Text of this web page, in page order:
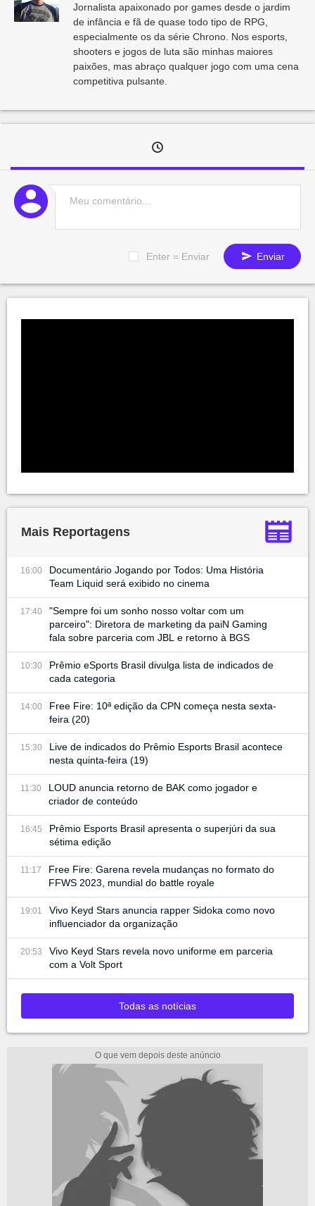
Jornalista apaixonado por games desde o jardim
de infância e fã de quase todo tipo de RPG,
especialmente os da série Chrono. Nos esports,
shooters e jogos de luta são minhas maiores
paixões, mas abraço qualquer jogo com uma cena
competitiva pulsante.
Enter = Enviar Enviar
Mais Reportagens
16:00
Documentário Jogando por Todos: Uma História
Team Liquid será exibido no cinema
17:40
"Sempre foi um sonho nosso voltar com um
parceiro": Diretora de marketing da paiN Gaming
fala sobre parceria com JBL e retorno à BGS
10:30
Prêmio eSports Brasil divulga lista de indicados de
cada categoria
14:00
Free Fire: 10ª edição da CPN começa nesta sexta-
feira (20)
15:30
Live de indicados do Prêmio Esports Brasil acontece
nesta quinta-feira (19)
11:30
LOUD anuncia retorno de BAK como jogador e
criador de conteúdo
16:45
Prêmio Esports Brasil apresenta o superjúri da sua
sétima edição
11:17
Free Fire: Garena revela mudanças no formato do
FFWS 2023, mundial do battle royale
19:01
Vivo Keyd Stars anuncia rapper Sidoka como novo
influenciador da organização
20:53
Vivo Keyd Stars revela novo uniforme em parceria
com a Volt Sport
Todas as notícias